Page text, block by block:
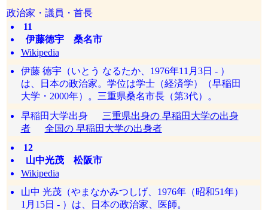
政治家・議員・首長
11
伊藤徳宇 桑名市
Wikipedia
伊藤 徳宇（いとう なるたか、1976年11月3日 - ）
は、日本の政治家。学位は学士（経済学）（早稲田
大学・2000年）。三重県桑名市長（第3代）。
早稲田大学出身 三重県出身の 早稲田大学の出身
者
全国の 早稲田大学の出身者
12
山中光茂 松阪市
Wikipedia
山中 光茂（やまなかみつしげ、1976年（昭和51年）
1月15日 - ）は、日本の政治家、医師。